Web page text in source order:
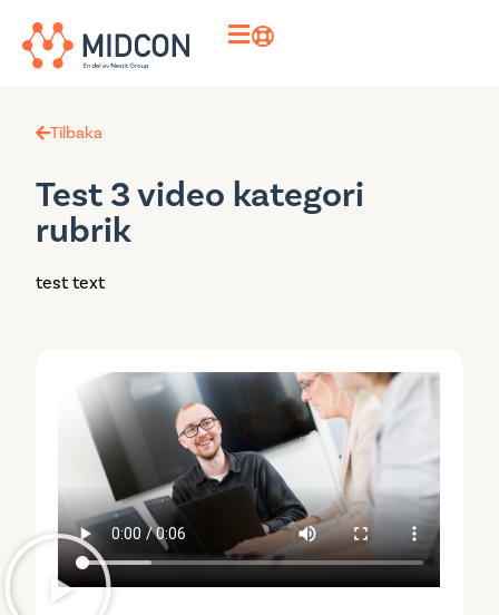
Tilbaka
Test 3 video kategori
rubrik
test text